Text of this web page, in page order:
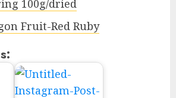
100g/dried
Fruit-Red Ruby